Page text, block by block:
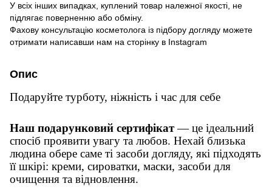
У всіх інших випадках, куплений товар належної якості, не
підлягає поверненню або обміну.
Фахову консультацію косметолога із підбору догляду можете
отримати написавши нам на сторінку в Instagram
Опис
Подаруйте турботу, ніжність і час для себе
Наш подарунковий сертифікат— це ідеальний
спосіб проявити увагу та любов. Нехай близька
людина обере саме ті засоби догляду, які підходять
її шкірі: креми, сироватки, маски, засоби для
очищення та відновлення.